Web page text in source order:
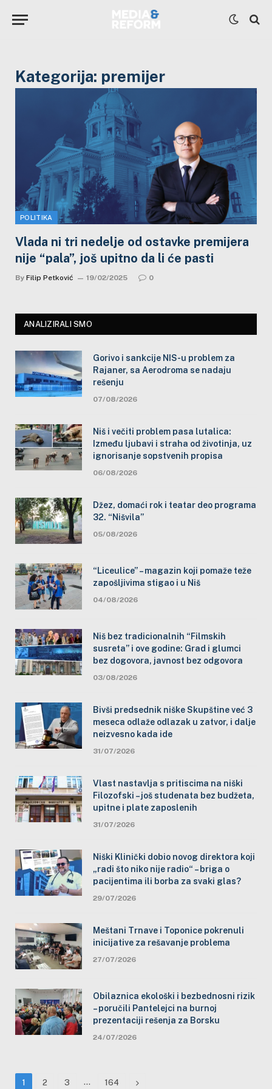
Kategorija: premijer
POLITIKA
Vlada ni tri nedelje od ostavke premijera
nije “pala”, još upitno da li će pasti
By Filip Petković 19/02/2025 0
ANALIZIRALI SMO
Gorivo i sankcije NIS-u problem za
Rajaner, sa Aerodroma se nadaju
rešenju
07/08/2026
Niš i večiti problem pasa lutalica:
Između ljubavi i straha od životinja, uz
ignorisanje sopstvenih propisa
06/08/2026
Džez, domaći rok i teatar deo programa
32. “Nišvila”
05/08/2026
“Liceulice” – magazin koji pomaže teže
zapošljivima stigao i u Niš
04/08/2026
Niš bez tradicionalnih “Filmskih
susreta” i ove godine: Grad i glumci
bez dogovora, javnost bez odgovora
03/08/2026
Bivši predsednik niške Skupštine već 3
meseca odlaže odlazak u zatvor, i dalje
neizvesno kada ide
31/07/2026
Vlast nastavlja s pritiscima na niški
Filozofski – još studenata bez budžeta,
upitne i plate zaposlenih
31/07/2026
Niški Klinički dobio novog direktora koji
„radi što niko nije radio“ – briga o
pacijentima ili borba za svaki glas?
29/07/2026
Meštani Trnave i Toponice pokrenuli
inicijative za rešavanje problema
27/07/2026
Obilaznica ekološki i bezbednosni rizik
– poručili Pantelejci na burnoj
prezentaciji rešenja za Borsku
24/07/2026
1 2 3 … 164 Next